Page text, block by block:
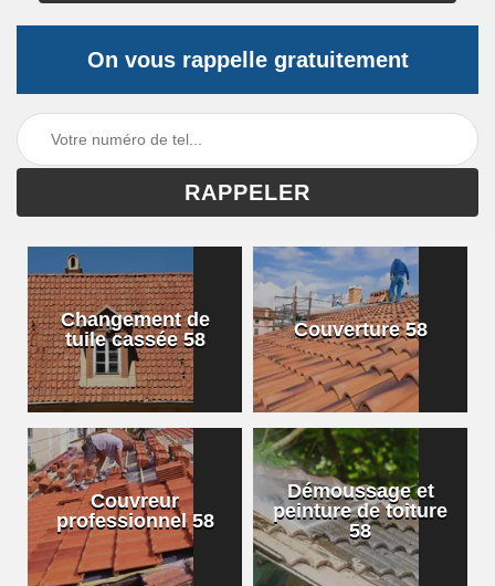
On vous rappelle gratuitement
Changement de
tuile cassée 58
Couverture 58
Couvreur
professionnel 58
Démoussage et
peinture de toiture
58